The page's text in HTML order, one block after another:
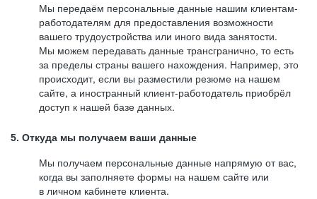
Мы передаём персональные данные нашим клиентам-
работодателям для предоставления возможности
вашего трудоустройства или иного вида занятости.
Мы можем передавать данные трансгранично, то есть
за пределы страны вашего нахождения. Например, это
происходит, если вы разместили резюме на нашем
сайте, а иностранный клиент-работодатель приобрёл
доступ к нашей базе данных.
5. Откуда мы получаем ваши данные
Мы получаем персональные данные напрямую от вас,
когда вы заполняете формы на нашем сайте или
в личном кабинете клиента.